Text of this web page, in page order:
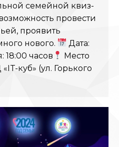
семейной квиз-
провести
проявить
нового.
Дата:
18:00 часов
Место
куб» (ул. Горького